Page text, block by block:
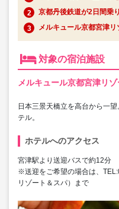
京都丹後鉄道が2日間乗
メルキュール京都宮津リ
対象の宿泊施設
メルキュール京都宮津リ
日本三景天橋立を高台から一
テル。
ホテルへのアクセス
宮津駅より送迎バスで約12分
※送迎をご希望の場合は、
リゾート＆スパ）まで